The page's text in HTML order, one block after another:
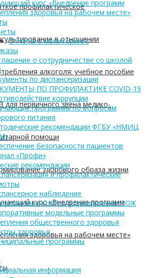
профилактическое
в отношении
алкоголя: учебное пособие
для первичного звена медико-
помощи
здорового образа жизни
курс «Внедрение программ
здоровья на рабочем месте»
курс «Внедрение программ
здоровья на рабочем месте»
Отчеты о мониторинге
о сотрудничестве со школой
по диспансеризации
ПО ПРОФИЛАКТИКЕ COVID-19
коррупции
программы по вопросам
питания
рекомендации ФГБУ «НМИЦ
безопасности пациентов
«Профи»
рекомендации
и профилактические
наблюдение
ХНИЗ и формирование ЗОЖ
модельные программы
общественного здоровья
здоровья
программы
информация